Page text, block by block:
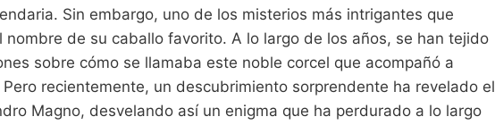
Sin embargo, uno de los misterios más intrigantes que
nombre de su caballo favorito. A lo largo de los años, se han tejido
sobre cómo se llamaba este noble corcel que acompañó a
recientemente, un descubrimiento sorprendente ha revelado el
Magno, desvelando así un enigma que ha perdurado a lo largo